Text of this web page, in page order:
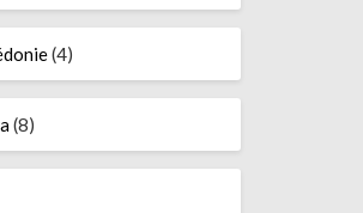
(4)
(8)